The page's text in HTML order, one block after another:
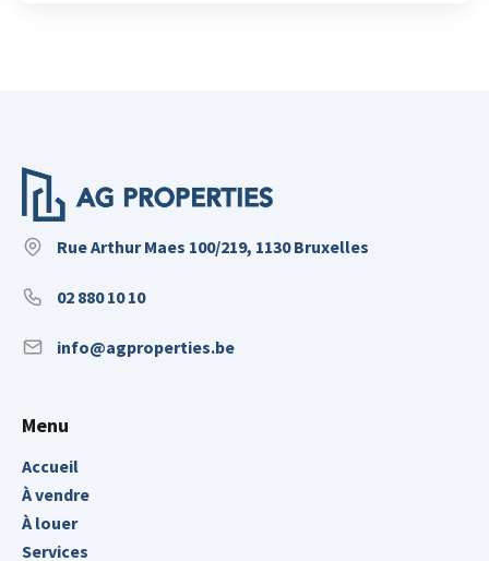
Rue Arthur Maes 100/219, 1130 Bruxelles
02 880 10 10
info@agproperties.be
Menu
Accueil
À vendre
À louer
Services